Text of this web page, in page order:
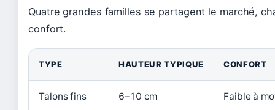
Quatre grandes familles se partagent le marché,
confort.
TYPE HAUTEUR TYPIQUE CONFORT
Talons fins 6–10 cm Faible à